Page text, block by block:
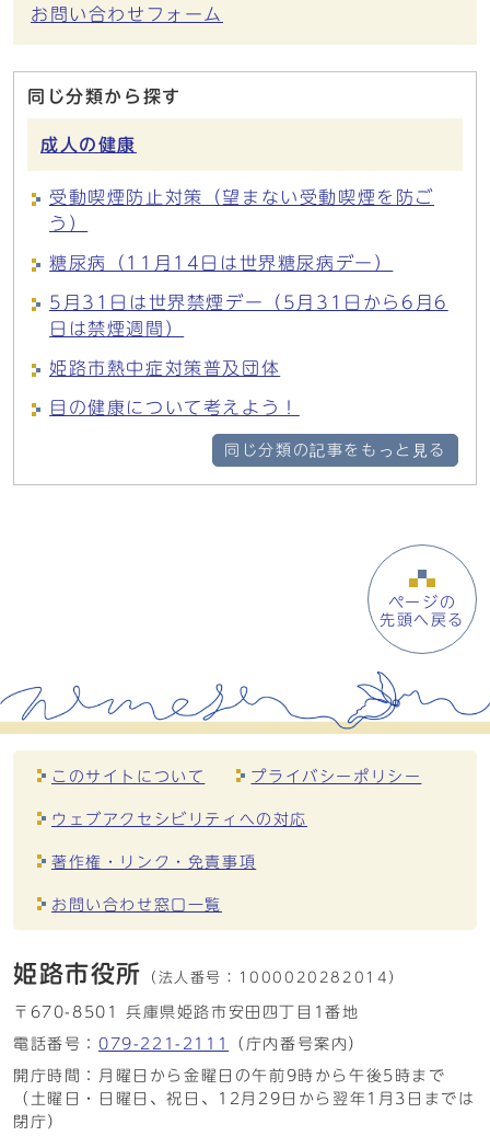
お問い合わせフォーム
同じ分類から探す
成人の健康
受動喫煙防止対策（望まない受動喫煙を防ご
う）
糖尿病（11月14日は世界糖尿病デー）
5月31日は世界禁煙デー（5月31日から6月6
日は禁煙週間）
姫路市熱中症対策普及団体
目の健康について考えよう！
同じ分類の記事をもっと見る
ページの
先頭へ戻る
このサイトについて プライバシーポリシー
ウェブアクセシビリティへの対応
著作権・リンク・免責事項
お問い合わせ窓口一覧
姫路市役所 （法人番号： 1000020282014）
〒670-8501 兵庫県姫路市安田四丁目1番地
電話番号： 079-221-2111
（庁内番号案内）
開庁時間：月曜日から金曜日の午前9時から午後5時まで
（土曜日・日曜日、祝日、12月29日から翌年1月3日までは
閉庁）